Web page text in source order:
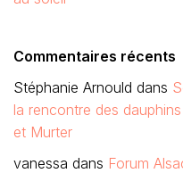
Commentaires récents
Stéphanie Arnould dans
la rencontre des
et Murter
vanessa dans Forum